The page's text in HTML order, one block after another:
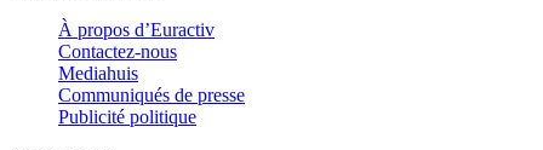
À propos d’Euractiv
Contactez-nous
Mediahuis
Communiqués de presse
Publicité politique